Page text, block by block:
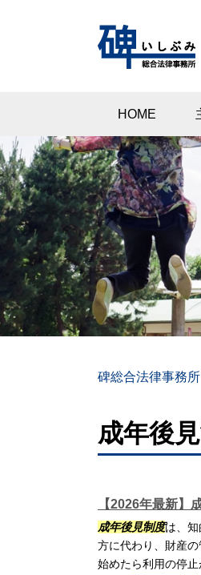
HOME
碑総合法律事務
成年後
【2026年最新】
成年後見制度は、
方に代わり、財産
始めたら利用の停